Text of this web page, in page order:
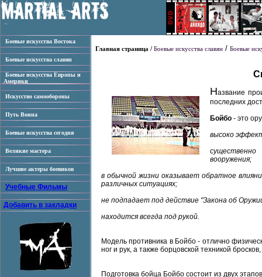
Боевые искусства Востока
Боевые искусства славян
Боевые искусства Европы и
Америки
Искусство самообороны
Путь Воина
Боевые искусства сегодня
Великие мастера
Лучшие актеры боевиков
Учебные Фильмы
Добавить в закладки
Главная страница / Боевые искусства славян / Боевые
Название
последних
Бойбо - это
высоко
вооружения;
в обычной жизни оказывает обратное
различных ситуациях;
не подпадает под действие "Закона об
находится всегда под рукой.
Модель противника в Бойбо - отлично
ног и рук, а также борцовской техникой
Подготовка бойца Бойбо состоит из двух